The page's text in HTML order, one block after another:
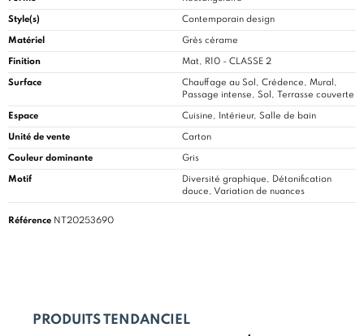
Style(s) Contemporain design
Matériel Grès cérame
Finition Mat, R10 - CLASSE 2
Surface
Chauffage au Sol, Crédence, Mural,
Passage intense, Sol, Terrasse couverte
Espace Cuisine, Intérieur, Salle de bain
Unité de vente Carton
Couleur dominante Gris
Motif
Diversité graphique, Détonification
douce, Variation de nuances
Référence NT20253690
PRODUITS TENDANCIEL